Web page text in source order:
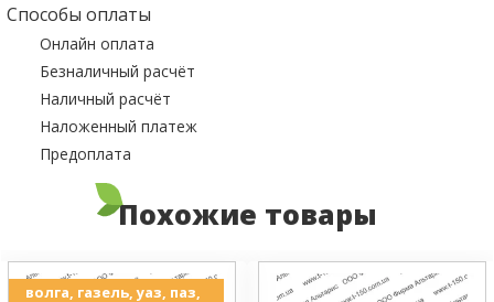
Способы оплаты
Онлайн оплата
Безналичный расчёт
Наличный расчёт
Наложенный платеж
Предоплата
Похожие товары
волга, газель, уаз, паз,